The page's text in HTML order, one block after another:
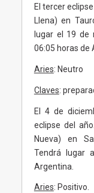
El tercer
Llena) en
lugar el 19 de
06:05 horas de
Aries: Neutro
Claves:
El 4 de
eclipse del
Nueva) en
Tendrá lugar
Argentina.
Aries: Positivo.